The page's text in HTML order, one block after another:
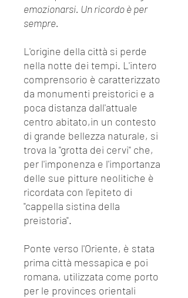
emozionarsi. Un ricordo è per
sempre.
L'origine della città si perde
nella notte dei tempi. L'intero
comprensorio è caratterizzato
da monumenti preistorici e a
poca distanza dall'attuale
centro abitato,in un contesto
di grande bellezza naturale, si
trova la "grotta dei cervi" che,
per l'imponenza e l'importanza
delle sue pitture neolitiche è
ricordata con l'epiteto di
"cappella sistina della
preistoria".
Ponte verso l'Oriente, è stata
prima città messapica e poi
romana, utilizzata come porto
per le provinces orientali